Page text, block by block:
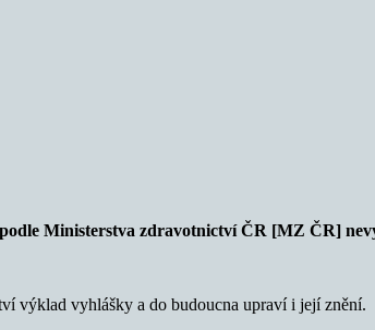
Ministerstva zdravotnictví ČR [MZ ČR]
výklad vyhlášky a do budoucna upraví i její znění.